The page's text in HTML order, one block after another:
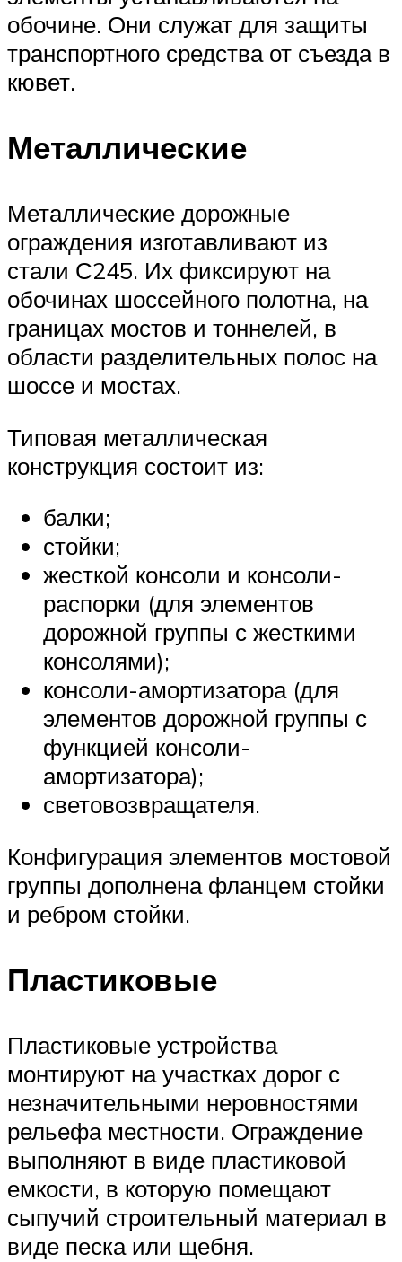
обочине. Они служат для защиты
транспортного средства от съезда в
кювет.
Металлические
Металлические дорожные
ограждения изготавливают из
стали С245. Их фиксируют на
обочинах шоссейного полотна, на
границах мостов и тоннелей, в
области разделительных полос на
шоссе и мостах.
Типовая металлическая
конструкция состоит из:
балки;
стойки;
жесткой консоли и консоли-
распорки (для элементов
дорожной группы с жесткими
консолями);
консоли-амортизатора (для
элементов дорожной группы с
функцией консоли-
амортизатора);
световозвращателя.
Конфигурация элементов мостовой
группы дополнена фланцем стойки
и ребром стойки.
Пластиковые
Пластиковые устройства
монтируют на участках дорог с
незначительными неровностями
рельефа местности. Ограждение
выполняют в виде пластиковой
емкости, в которую помещают
сыпучий строительный материал в
виде песка или щебня.